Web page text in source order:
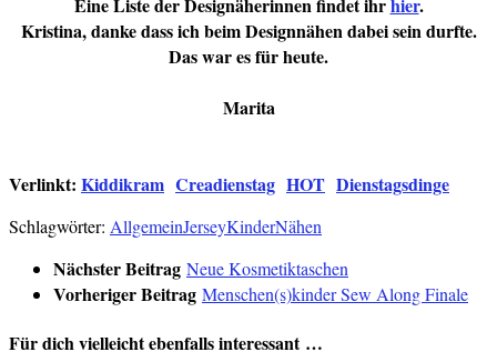
Kristina, danke dass ich beim Designnähen dabei sein durfte.
Das war es für heute.
Marita
Verlinkt: Kiddikram Creadienstag HOT Dienstagsdinge
Schlagwörter: AllgemeinJerseyKinderNähen
Nächster Beitrag Neue Kosmetiktaschen
Vorheriger Beitrag Menschen(s)kinder Sew Along Finale
Für dich vielleicht ebenfalls interessant …